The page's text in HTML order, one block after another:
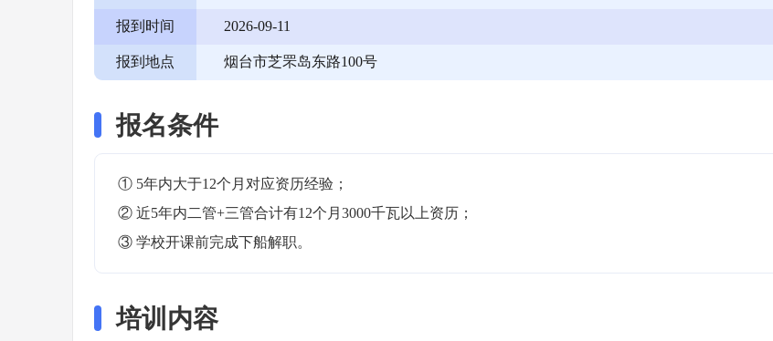
报到时间 2026-09-11
报到地点 烟台市芝罘岛东路100号
报名条件
① 5年内大于12个月对应资历经验；
② 近5年内二管+三管合计有12个月3000千瓦以上资历；
③ 学校开课前完成下船解职。
培训内容